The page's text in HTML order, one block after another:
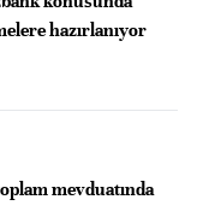
hazırlanıyor
mevduatında